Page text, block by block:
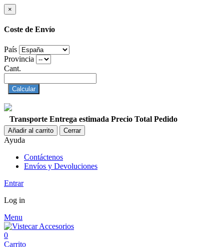
×
Coste de Envío
País
Provincia
Cant.
Calcular
Transporte Entrega estimada Precio Total Pedido
Añadir al carrito Cerrar
Ayuda
Contáctenos
Envíos y Devoluciones
Entrar
Log in
Menu
0
Carrito